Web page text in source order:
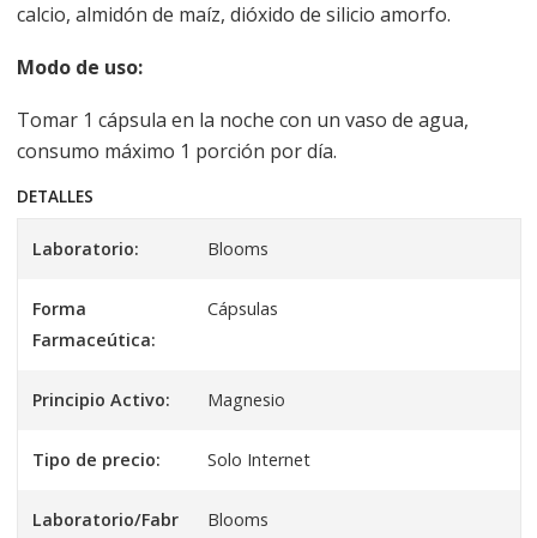
calcio, almidón de maíz, dióxido de silicio amorfo.
Modo de uso:
Tomar 1 cápsula en la noche con un vaso de agua,
consumo máximo 1 porción por día.
DETALLES
Laboratorio: Blooms
Forma
Farmaceútica:
Cápsulas
Principio Activo: Magnesio
Tipo de precio: Solo Internet
Laboratorio/Fabr
Blooms